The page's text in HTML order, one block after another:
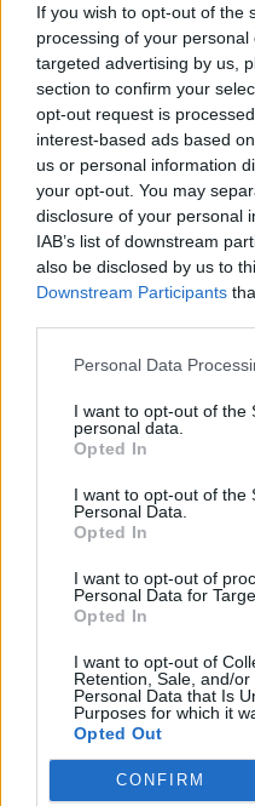
If you wish to opt-out of the
processing of your
targeted advertising by us,
section to confirm your
opt-out request is
interest-based ads based
us or personal information
your opt-out. You may
disclosure of your personal
IAB’s list of downstream
also be disclosed by us to
Downstream Participants
Personal Data
I want to opt-out of the
personal data.
Opted In
I want to opt-out of the
Personal Data.
Opted In
I want to opt-out of
Personal Data for
Opted In
I want to opt-out of
Retention, Sale, and/
Personal Data that Is
Purposes for which it
Opted Out
CONFIRM
ηθοποιός. Το πηγαίο
μέσα από τη μεγάλη
ερμήνευσε, τόσο
στο θέατρο. Στα
σε δραματικούς
πρεμιέ, ενώ στη
κωμικούς, ως φίλος
ανοιχτόκαρδος,
γυναικάς και
Βούλας. Τα
αντιμετώπιζε σοβαρά
εξαιτίας
επεισοδίων.
Πηγή:SanSimera.gr
Ακολουθήστε το
μάθετε πρώτοιόλες τις
ΣΑΝ ΣΗΜΕΡΑ